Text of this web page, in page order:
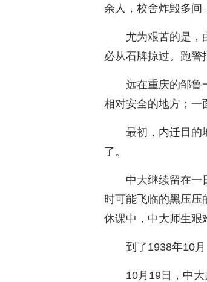
余人，校舍炸毁多间
尤为艰苦的是，
必从石牌掠过。跑警
远在重庆的邹鲁
相对安全的地方；一
最初，内迁目的
了。
中大继续留在一
时可能飞临的黑压压
休课中，中大师生艰
到了1938年10
10月19日，中